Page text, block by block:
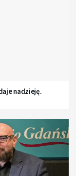
nadzieję.